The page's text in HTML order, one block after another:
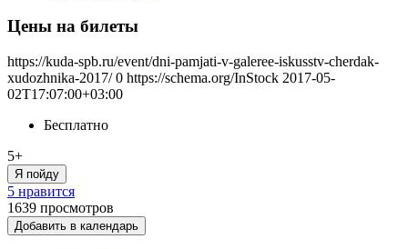
Цены на билеты
https://kuda-spb.ru/event/dni-pamjati-v-galeree-iskusstv-cherdak-
xudozhnika-2017/ 0 https://schema.org/InStock 2017-05-
02T17:07:00+03:00
Бесплатно
5+
Я пойду
5 нравится
1639 просмотров
Добавить в календарь